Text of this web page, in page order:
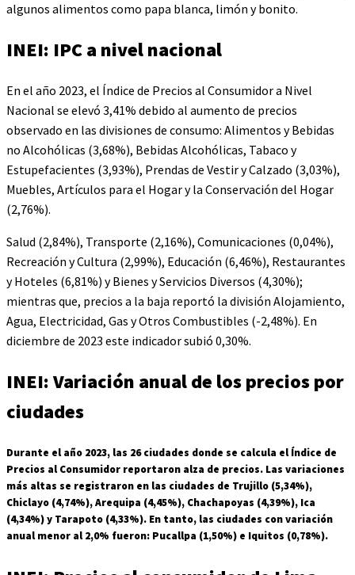
algunos alimentos como papa blanca, limón y bonito.
INEI: IPC a nivel nacional
En el año 2023, el Índice de Precios al Consumidor a Nivel
Nacional se elevó 3,41% debido al aumento de precios
observado en las divisiones de consumo: Alimentos y Bebidas
no Alcohólicas (3,68%), Bebidas Alcohólicas, Tabaco y
Estupefacientes (3,93%), Prendas de Vestir y Calzado (3,03%),
Muebles, Artículos para el Hogar y la Conservación del Hogar
(2,76%).
Salud (2,84%), Transporte (2,16%), Comunicaciones (0,04%),
Recreación y Cultura (2,99%), Educación (6,46%), Restaurantes
y Hoteles (6,81%) y Bienes y Servicios Diversos (4,30%);
mientras que, precios a la baja reportó la división Alojamiento,
Agua, Electricidad, Gas y Otros Combustibles (-2,48%). En
diciembre de 2023 este indicador subió 0,30%.
INEI: Variación anual de los precios por
ciudades
Durante el año 2023, las 26 ciudades donde se calcula el Índice de
Precios al Consumidor reportaron alza de precios. Las variaciones
más altas se registraron en las ciudades de Trujillo (5,34%),
Chiclayo (4,74%), Arequipa (4,45%), Chachapoyas (4,39%), Ica
(4,34%) y Tarapoto (4,33%). En tanto, las ciudades con variación
anual menor al 2,0% fueron: Pucallpa (1,50%) e Iquitos (0,78%).